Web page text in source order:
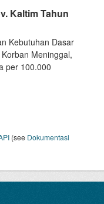
Kaltim Tahun
Kebutuhan Dasar
Meninggal,
per 100.000
(see Dokumentasi